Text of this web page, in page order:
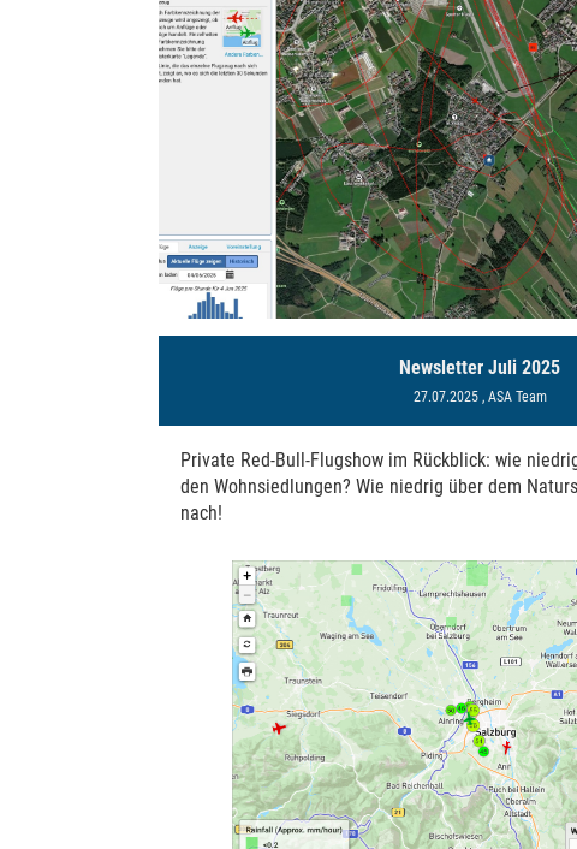
Newsletter Juli 2025
27.07.2025, ASA Team
Private Red-Bull-Flugshow im Rückblick: wie
den Wohnsiedlungen? Wie niedrig über dem
nach!